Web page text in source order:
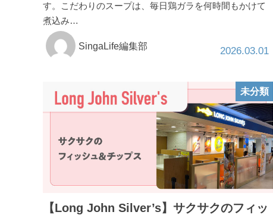
す。こだわりのスープは、毎日鶏ガラを何時間もかけて
煮込み…
SingaLife編集部 2026.03.01
未分類
【Long John Silver’s】サクサクのフィッ